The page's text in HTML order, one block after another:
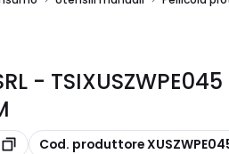
-
copia
Cod. produttore